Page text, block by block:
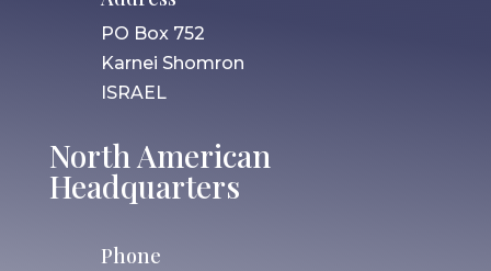
PO Box 752
Karnei Shomron
ISRAEL
North American
Headquarters
Phone